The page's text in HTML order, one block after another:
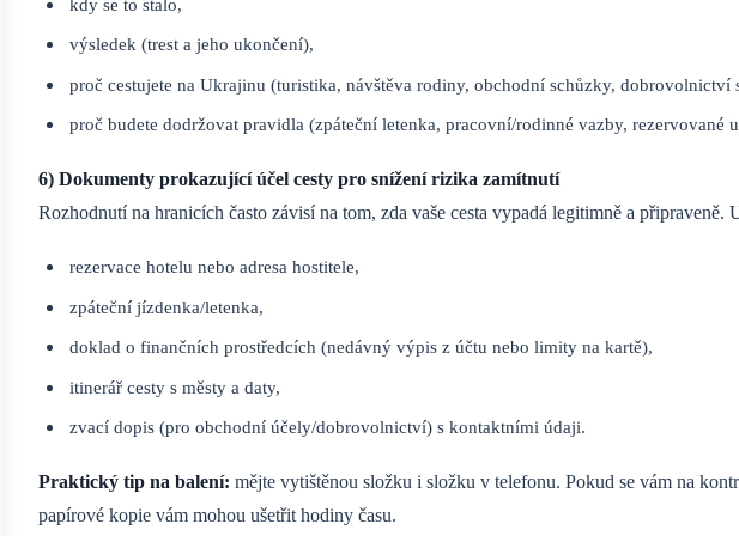
kdy se to stalo,
výsledek (trest a jeho ukončení),
proč cestujete na Ukrajinu (turistika, návštěva rodiny, obchodní schůzky, dobrovolnictví
proč budete dodržovat pravidla (zpáteční letenka, pracovní/rodinné vazby, rezervované
6) Dokumenty prokazující účel cesty pro snížení rizika zamítnutí
Rozhodnutí na hranicích často závisí na tom, zda vaše cesta vypadá legitimně a připraveně.
rezervace hotelu nebo adresa hostitele,
zpáteční jízdenka/letenka,
doklad o finančních prostředcích (nedávný výpis z účtu nebo limity na kartě),
itinerář cesty s městy a daty,
zvací dopis (pro obchodní účely/dobrovolnictví) s kontaktními údaji.
Praktický tip na balení: mějte vytištěnou složku i složku v telefonu. Pokud se vám na
papírové kopie vám mohou ušetřit hodiny času.